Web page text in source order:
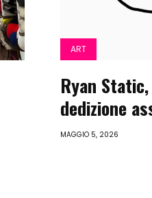
ART
Ryan
dedizione
MAGGIO 5, 2026